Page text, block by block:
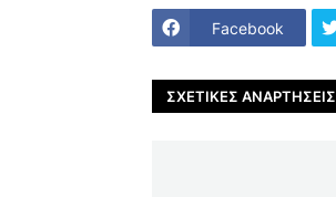
Facebook
ΣΧΕΤΙΚΈΣ ΑΝΑΡΤΉΣΕΙΣ